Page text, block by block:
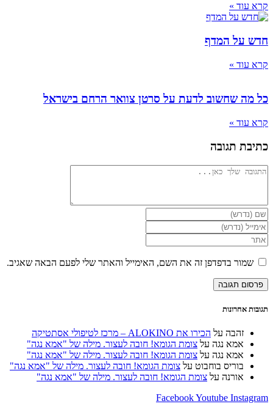
קרא עוד »
חדש על המדף
קרא עוד »
כל מה שחשוב לדעת על סרטן צוואר הרחם בישראל
קרא עוד »
כתיבת תגובה
להגיב
הזן
את
השם
שלך
או
שם
משתמש
כדי
הזן
את
כתובת
דואר
האלקטרוני
שלך
כדי
הזן
את
כתובת
האינטרנט
שלך
שמור בדפדפן זה את השם, האימייל והאתר שלי לפעם הבאה שאגיב.
תגובות אחרונות
זהבה על הכירו את ALOKINO – מרכז לטיפולי אסתטיקה
אמא נגה על צומת הגומא! חובה לעצור. מילה של "אמא נגה"
אמא נגה על צומת הגומא! חובה לעצור. מילה של "אמא נגה"
בוריס בוחבוט על צומת הגומא! חובה לעצור. מילה של "אמא נגה"
אורנה על צומת הגומא! חובה לעצור. מילה של "אמא נגה"
FacebookYoutube Instagram